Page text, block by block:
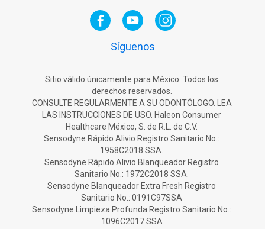
Síguenos
Sitio válido únicamente para México. Todos los
derechos reservados.
CONSULTE REGULARMENTE A SU ODONTÓLOGO. LEA
LAS INSTRUCCIONES DE USO. Haleon Consumer
Healthcare México, S. de R.L. de C.V.
Sensodyne Rápido Alivio Registro Sanitario No.:
1958C2018 SSA.
Sensodyne Rápido Alivio Blanqueador Registro
Sanitario No.: 1972C2018 SSA.
Sensodyne Blanqueador Extra Fresh Registro
Sanitario No.: 0191C97SSA
Sensodyne Limpieza Profunda Registro Sanitario No.:
1096C2017 SSA